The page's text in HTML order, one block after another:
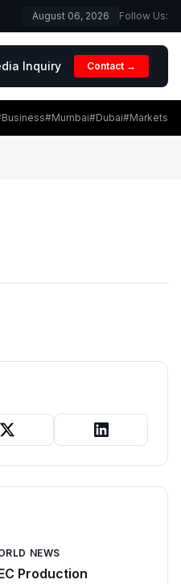
August 06, 2026 Follow Us:
Inquiry Contact →
#Mumbai#Dubai#Markets
NEWS
Production